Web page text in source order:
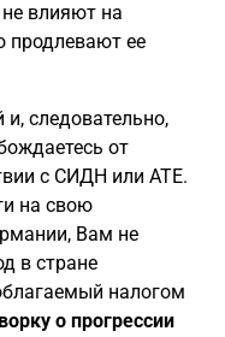
влияют на
продлевают ее
и, следовательно,
от
с СИДН или ATE.
на свою
Вам не
в стране
налогом
о прогрессии